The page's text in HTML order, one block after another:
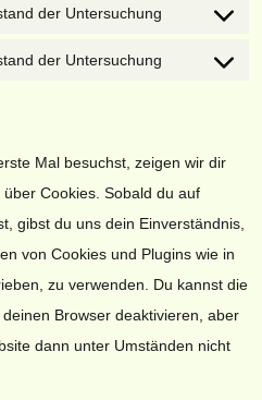
service
der Untersuchung
Consent
service
der Untersuchung
Consent
Mal besuchst, zeigen wir dir
Cookies. Sobald du auf
gibst du uns dein Einverständnis,
von Cookies und Plugins wie in
zu verwenden. Du kannst die
Browser deaktivieren, aber
dann unter Umständen nicht